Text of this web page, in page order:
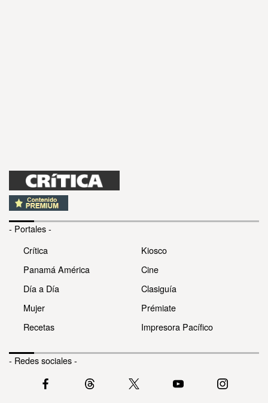
- Portales -
Crítica
Panamá América
Día a Día
Mujer
Recetas
Kiosco
Cine
Clasiguía
Prémiate
Impresora Pacífico
- Redes sociales -